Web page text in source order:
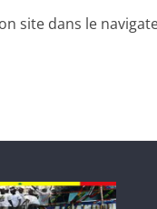
site dans le